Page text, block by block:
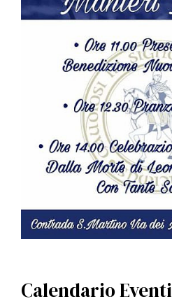
Calendario Eventi